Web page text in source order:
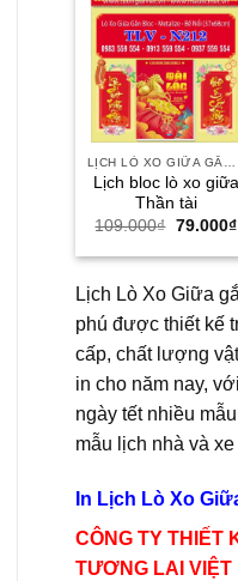
Lịch bloc lò xo giữa
Thần tài
109.000₫ Giá
là:
79.000₫
Lịch Lò Xo Giữa
phú được thiết kế
cấp, chất lượng
in cho năm nay,
ngày tết nhiều
mẫu lịch nhà và
In Lịch Lò Xo
CÔNG TY THIẾT
TƯƠNG LAI VIỆT